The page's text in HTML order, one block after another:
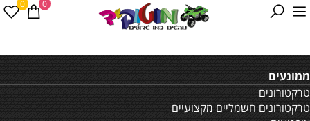
0 0
ממונעים
טרקטורונים
טרקטורונים חשמליים מקצועיים